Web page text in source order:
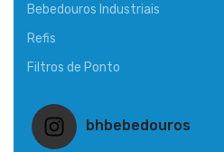
Bebedouros Industriais
Refis
Filtros de Ponto
bhbebedouros